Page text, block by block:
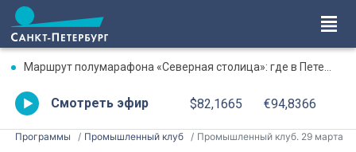
Маршрут полумарафона «Северная столица»: где в Петербурге будут перекрыты дороги 9 августа
Смотреть эфир $82,1665 €94,8366
Программы Промышленный клуб Промышленный клуб. 29 марта